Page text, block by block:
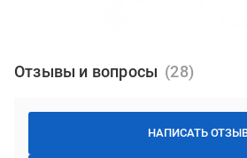
Отзывы и вопросы
НАПИСАТЬ